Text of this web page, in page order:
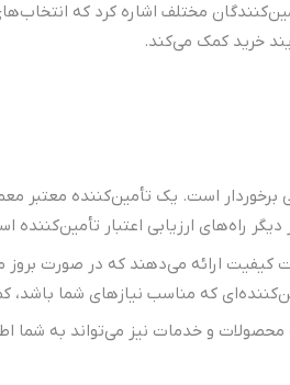
مختلف اشاره کرد که
خرید کمک می‌کند.
برخوردار است. یک تأمین‌کننده معتبر
راه‌های ارزیابی اعتبار تأمین‌کننده
ارائه می‌دهند که در صورت بروز
که مناسب نیازهای شما باشد،
محصولات و خدمات نیز می‌تواند به شما